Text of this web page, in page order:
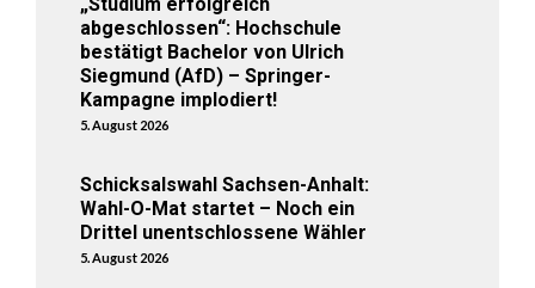
abgeschlossen“: Hochschule
bestätigt Bachelor von Ulrich
Siegmund (AfD) – Springer-
Kampagne implodiert!
5. August 2026
Schicksalswahl Sachsen-Anhalt:
Wahl-O-Mat startet – Noch ein
Drittel unentschlossene Wähler
5. August 2026